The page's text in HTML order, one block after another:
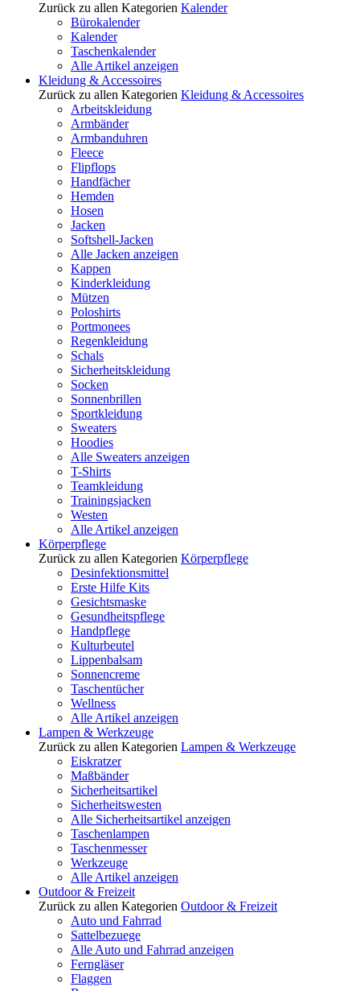
Zurück zu allen Kategorien Kalender
Bürokalender
Kalender
Taschenkalender
Alle Artikel anzeigen
Kleidung & Accessoires
Zurück zu allen Kategorien Kleidung & Accessoires
Arbeitskleidung
Armbänder
Armbanduhren
Fleece
Flipflops
Handfächer
Hemden
Hosen
Jacken
Softshell-Jacken
Alle Jacken anzeigen
Kappen
Kinderkleidung
Mützen
Poloshirts
Portmonees
Regenkleidung
Schals
Sicherheitskleidung
Socken
Sonnenbrillen
Sportkleidung
Sweaters
Hoodies
Alle Sweaters anzeigen
T-Shirts
Teamkleidung
Trainingsjacken
Westen
Alle Artikel anzeigen
Körperpflege
Zurück zu allen Kategorien Körperpflege
Desinfektionsmittel
Erste Hilfe Kits
Gesichtsmaske
Gesundheitspflege
Handpflege
Kulturbeutel
Lippenbalsam
Sonnencreme
Taschentücher
Wellness
Alle Artikel anzeigen
Lampen & Werkzeuge
Zurück zu allen Kategorien Lampen & Werkzeuge
Eiskratzer
Maßbänder
Sicherheitsartikel
Sicherheitswesten
Alle Sicherheitsartikel anzeigen
Taschenlampen
Taschenmesser
Werkzeuge
Alle Artikel anzeigen
Outdoor & Freizeit
Zurück zu allen Kategorien Outdoor & Freizeit
Auto und Fahrrad
Sattelbezuege
Alle Auto und Fahrrad anzeigen
Ferngläser
Flaggen